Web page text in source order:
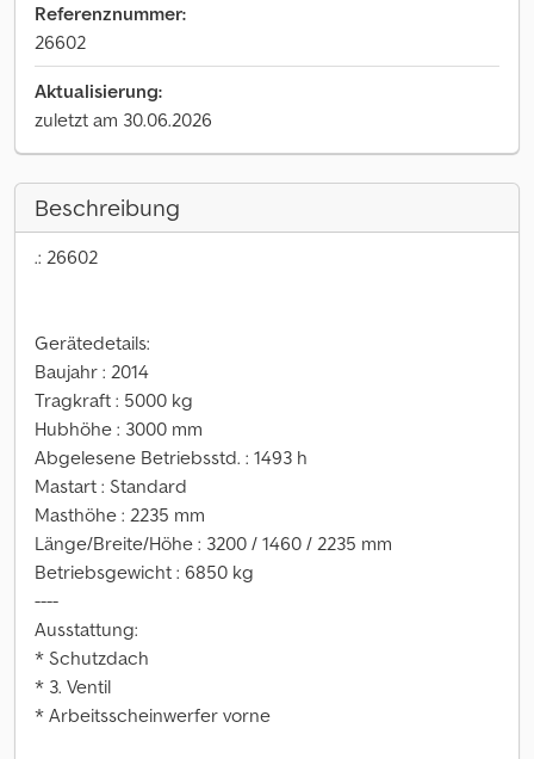
Referenznummer:
26602
Aktualisierung:
zuletzt am 30.06.2026
Beschreibung
.: 26602
Gerätedetails:
Baujahr : 2014
Tragkraft : 5000 kg
Hubhöhe : 3000 mm
Abgelesene Betriebsstd. : 1493 h
Mastart : Standard
Masthöhe : 2235 mm
Länge/Breite/Höhe : 3200 / 1460 / 2235 mm
Betriebsgewicht : 6850 kg
----
Ausstattung:
* Schutzdach
* 3. Ventil
* Arbeitsscheinwerfer vorne